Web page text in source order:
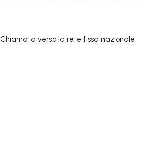
Chiamata verso la rete fissa nazionale